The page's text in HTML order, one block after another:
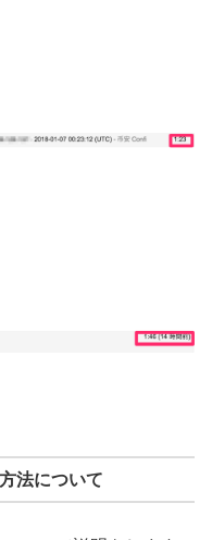
法について